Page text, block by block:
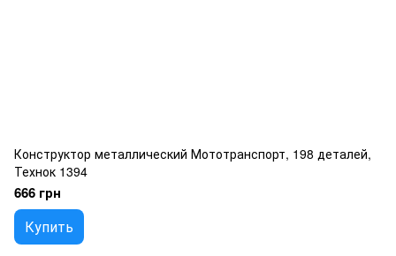
Конструктор металлический Мототранспорт, 198 деталей,
Технок 1394
666 грн
Купить